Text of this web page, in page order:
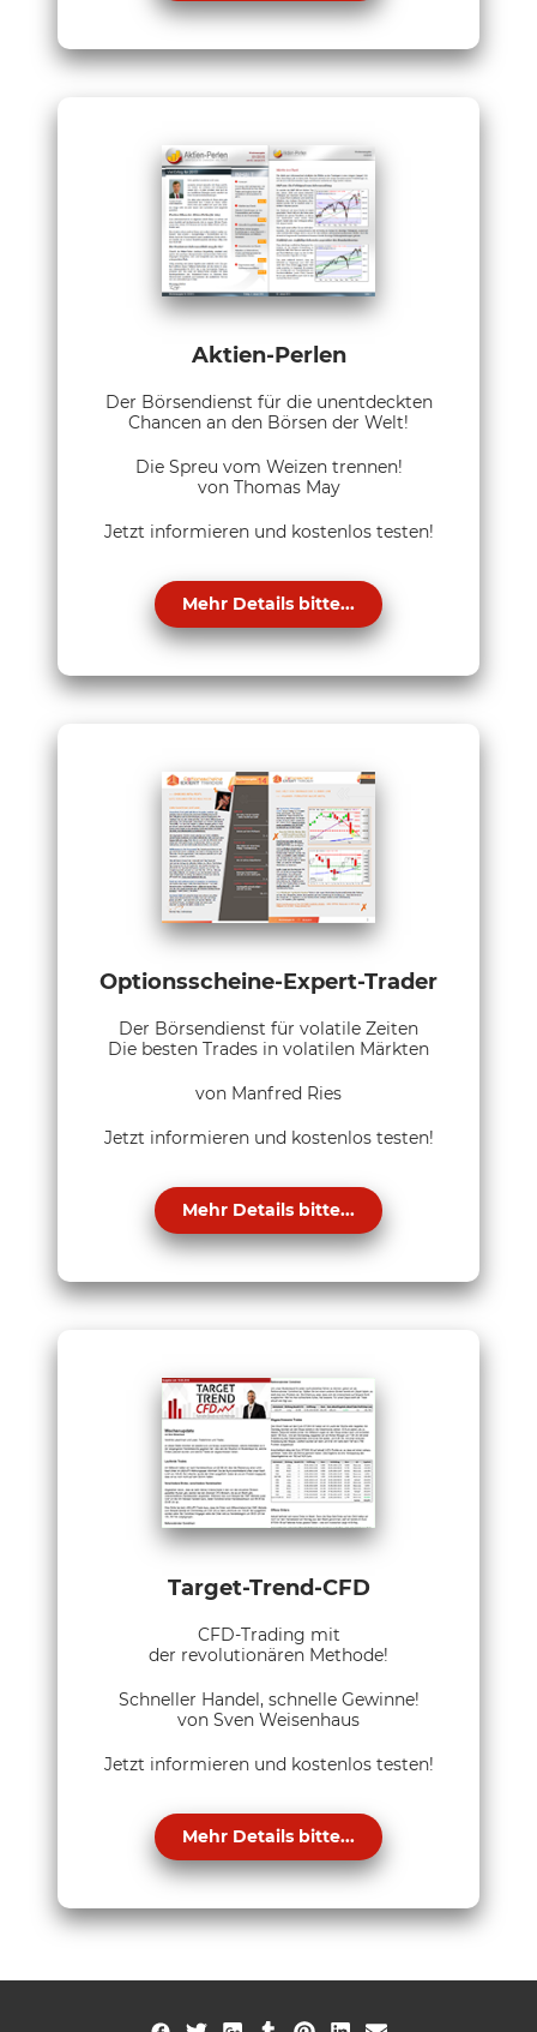
Aktien-Perlen
Der Börsendienst für die unentdeckten
Chancen an den Börsen der Welt!
Die Spreu vom Weizen trennen!
von Thomas May
Jetzt informieren und kostenlos testen!
Mehr Details bitte...
Optionsscheine-Expert-Trader
Der Börsendienst für volatile Zeiten
Die besten Trades in volatilen Märkten
von Manfred Ries
Jetzt informieren und kostenlos testen!
Mehr Details bitte...
Target-Trend-CFD
CFD-Trading mit
der revolutionären Methode!
Schneller Handel, schnelle Gewinne!
von Sven Weisenhaus
Jetzt informieren und kostenlos testen!
Mehr Details bitte...